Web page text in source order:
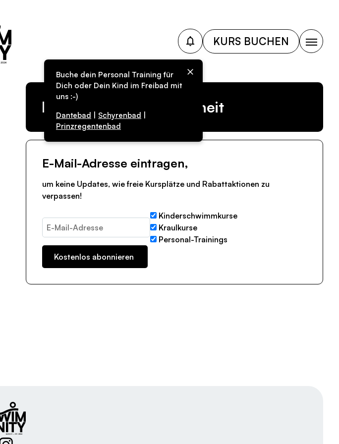
Buche dein Personal Training für
Dich oder Dein Kind im Freibad mit
uns :-)
Dantebad
Schyrenbad
Prinzregentenbad
KURS BUCHEN
Kurs in der Vergangenheit
E-Mail-Adresse eintragen,
um keine Updates, wie freie Kursplätze und Rabattaktionen zu
verpassen!
Kinderschwimmkurse
Kraulkurse
Personal-Trainings